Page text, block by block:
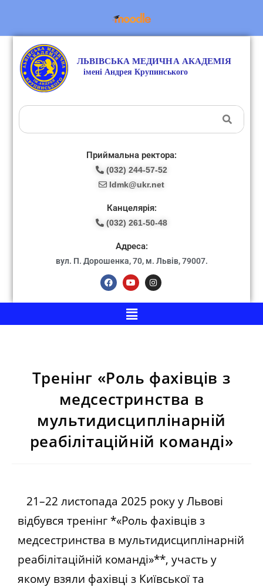
Приймальна ректора:
(032) 244-57-52
ldmk@ukr.net
Канцелярія:
(032) 261-50-48
Адреса:
вул. П. Дорошенка, 70, м. Львів, 79007.
Тренінг «Роль фахівців з
медсестринства в
мультидисциплінарній
реабілітаційній команді»
21–22 листопада 2025 року у Львові
відбувся тренінг *«Роль фахівців з
медсестринства в мультидисциплінарній
реабілітаційній команді»**, участь у
якому взяли фахівці з Київської та